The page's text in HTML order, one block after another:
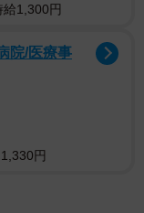
給1,300円
院/医療事
円